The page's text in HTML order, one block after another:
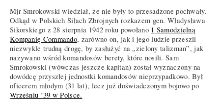
Mjr Smrokowski wiedział, że nie były to przesadzone pochwały.
Odkąd w Polskich Siłach Zbrojnych rozkazem gen. Władysława
Sikorskiego z 28 sierpnia 1942 roku powołano 1 Samodzielną
Kompanię Commando, zarówno on, jak i jego ludzie przeszli
niezwykle trudną drogę, by zasłużyć na „zielony talizman”, jak
nazywano wśród komandosów berety, które nosili. Sam
Smrokowski (wówczas jeszcze kapitan) został wyznaczony na
dowódcę przyszłej jednostki komandosów nieprzypadkowo. Był
oficerem młodym (31 lat), lecz już doświadczonym bojowo po
Wrześniu ’39 w Polsce.